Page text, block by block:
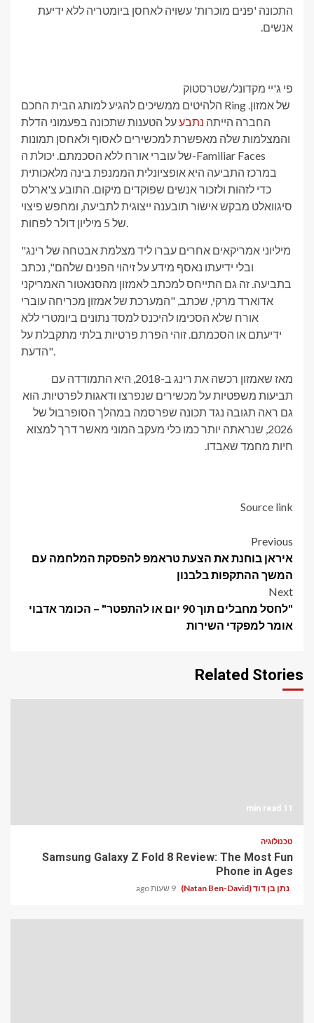
התכונה 'פנים מוכרות' עשויה לאחסן ביומטריה ללא ידיעת
אנשים.
פי ג'יי מקדונל/שטרסטוק
הלהיטים ממשיכים להגיע למותג הבית החכם Ring של אמזון.
החברה הייתה נתבעעל הטענות שתכונה בפעמוני הדלת
והמצלמות שלה מאפשרת למכשירים לאסוף ולאחסן תמונות
של עוברי אורח ללא הסכמתם. יכולת ה-Familiar Faces
במרכז התביעה היא אופציונלית הממנפת בינה מלאכותית
כדי לזהות ולזכור אנשים שפוקדים מיקום. התובע צ'ארלס
סיגוואלט מבקש אישור תובענה ייצוגית לתביעה, ומחפש פיצוי
של 5 מיליון דולר לפחות.
"מיליוני אמריקאים אחרים עברו ליד מצלמת אבטחה של רינג
ובלי ידיעתו נאסף מידע על זיהוי הפנים שלהם", נכתב
בתביעה. זה גם התייחס למכתב לאמזון מהסנאטור האמריקני
אדוארד מרקי, שכתב, "המערכת של אמזון מכריחה עוברי
אורח שלא הסכימו להיכנס למסד נתונים ביומטרי ללא
ידיעתם ​​או הסכמתם. זוהי הפרת פרטיות בלתי מתקבלת על
הדעת".
מאז שאמזון רכשה את רינג ב-2018, היא התמודדה עם
תביעות משפטיות על מכשירים שנפרצו ודאגות לפרטיות. הוא
גם ראה תגובה נגד תכונה שפרסמה במהלך הסופרבול של
2026, שנראתה יותר כמו כלי מעקב המוני מאשר דרך למצוא
חיות מחמד שאבדו.
Source link
Post
navigation
Previous
איראן בוחנת את הצעת טראמפ להפסקת המלחמה עם
המשך ההתקפות בלבנון
Next
"לחסל מחבלים תוך 90 יום או להתפטר" – הכומר אדבוי
אומר למפקדי השירות
Related Stories
11 min read
טכנולוגיה
Samsung Galaxy Z Fold 8 Review: The Most Fun
Phone in Ages
נתן בן דוד (Natan Ben-David) 9 שעות ago